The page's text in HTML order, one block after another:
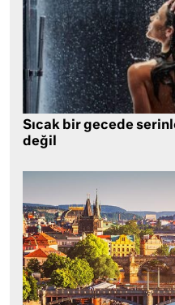
Sıcak bir gecede
değil